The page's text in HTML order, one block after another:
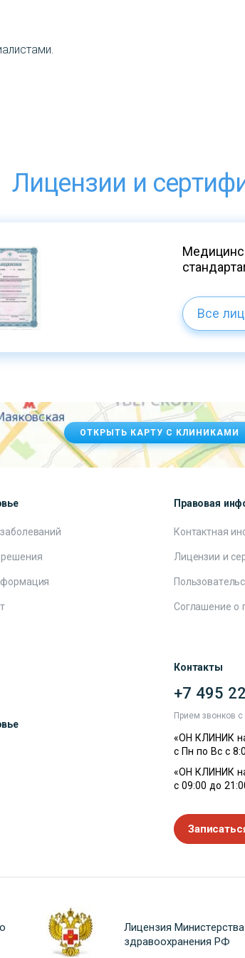
Лицензии и
Все
ОТКРЫТЬ КАРТУ С КЛИНИКАМИ
Правовая
Контактная
Лицензии и
Соглашение о
Контакты
+7 495
Прием звонков
«ОН КЛИНИК
с Пн по Вс с
«ОН КЛИНИК
с 09:00 до
Лицензия Министерства
здравоохранения РФ